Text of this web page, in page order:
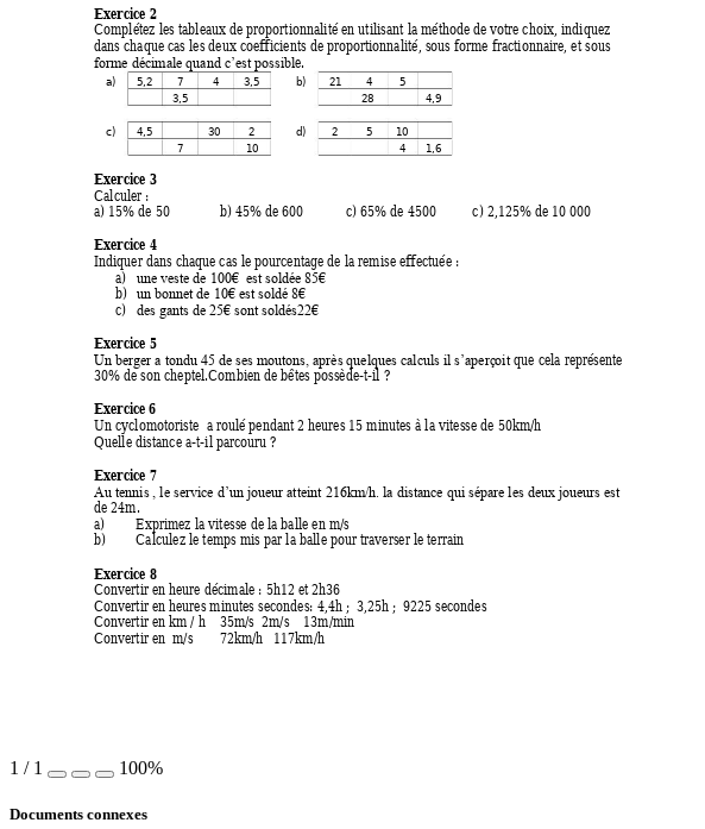
Exercice 2
Complétez les tableaux de proportionnalité en utilisant la méthode de votre choix, indiquez
dans chaque cas les deux coefficients de proportionnalité, sous forme fractionnaire, et sous
forme décimale quand c’est possible.
a) 5,2 7 4 3,5 b) 21 4
5
3,5
28
4,9
c)
4,5 30 2 d) 2 5
10
7
10 4 1,6
Exercice 3
Calculer :
a) 15% de 50 b) 45% de 600 c) 65% de 4500 c) 2,125% de 10 000
Exercice 4
Indiquer dans chaque cas le pourcentage de la remise effectuée :
a)
une veste de 100€  est soldée 85€
b) un bonnet de 10€ est soldé 8€
c) des gants de 25€ sont soldés22€
Exercice 5
Un berger a tondu 45 de ses moutons, après quelques calculs il s’aperçoit que cela représente
30% de son cheptel.Combien de bêtes possède-t-il ?
Exercice 6
Un cyclomotoriste  a roulé pendant 2 heures 15 minutes à la vitesse de 50km/h
Quelle distance a-t-il parcouru ?
Exercice 7
Au tennis , le service d’un joueur atteint 216km/h. la distance qui sépare les deux joueurs est
de 24m.
a) Exprimez la vitesse de la balle en m/s
b) Calculez le temps mis par la balle pour traverser le terrain
Exercice 8
Convertir en heure décimale : 5h12 et 2h36
Convertir en heures minutes secondes: 4,4h ;  3,25h ;  9225 secondes
Convertir en km / h    35m/s
  2m/s
13m/min
Convertir en  m/s 72km/h   117km/h
1 / 1 100%
Documents connexes